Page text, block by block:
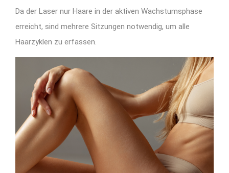
Da der Laser nur Haare in der aktiven Wachstumsphase
erreicht, sind mehrere Sitzungen notwendig, um alle
Haarzyklen zu erfassen.